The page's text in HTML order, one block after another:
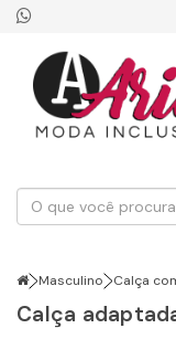
Masculino Calça
Calça